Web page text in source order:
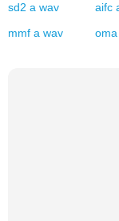
sd2 a wav aifc
mmf a wav oma